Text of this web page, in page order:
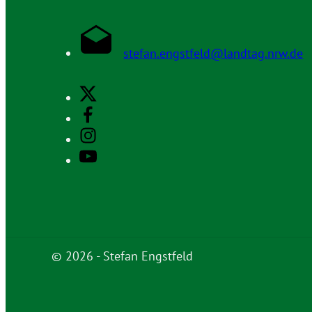
stefan.engstfeld@landtag.nrw.de
© 2026 - Stefan Engstfeld